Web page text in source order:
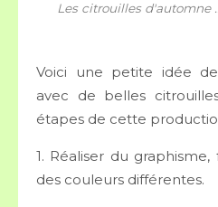
Les citrouilles d'automne
Voici une petite idée
avec de belles
étapes de cette
1. Réaliser du
des couleurs différentes.